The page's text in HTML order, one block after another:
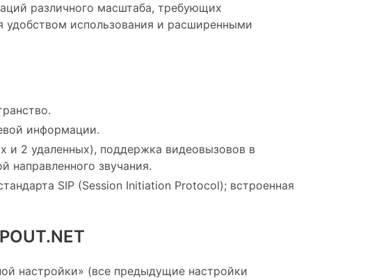
различного масштаба, требующих
удобством использования и расширенными
информации.
и 2 удаленных), поддержка видеовызовов в
направленного звучания.
SIP (Session Initiation Protocol); встроенная
настройки» (все предыдущие настройки